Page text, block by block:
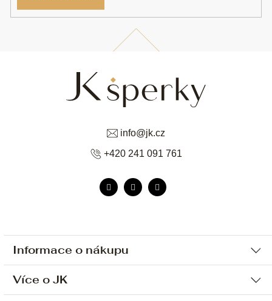
Informace o nákupu
Ochrana osobních údajů
Více o JK
info@jk.cz
+420 241 091 761